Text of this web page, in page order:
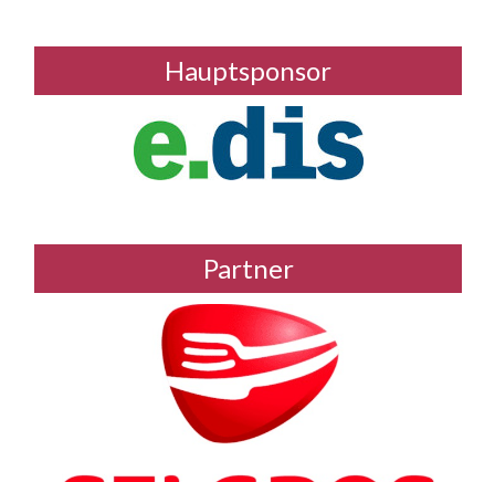
Hauptsponsor
Partner